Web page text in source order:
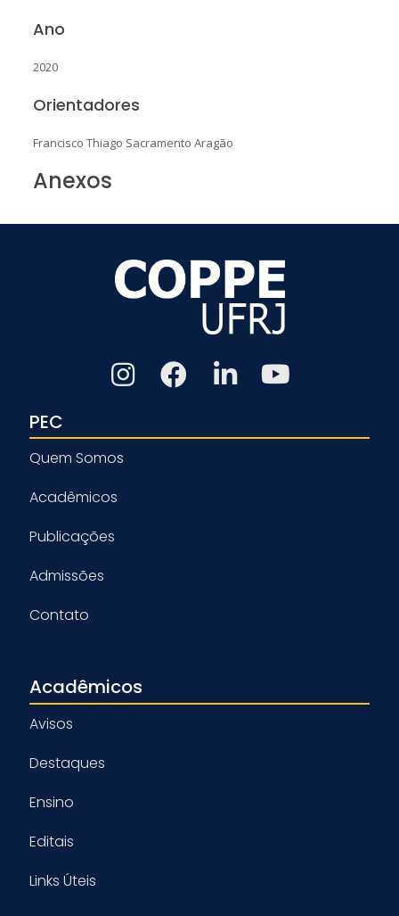
Ano
2020
Orientadores
Francisco Thiago Sacramento Aragão
Anexos
PEC
Quem Somos
Acadêmicos
Publicações
Admissões
Contato
Acadêmicos
Avisos
Destaques
Ensino
Editais
Links Úteis